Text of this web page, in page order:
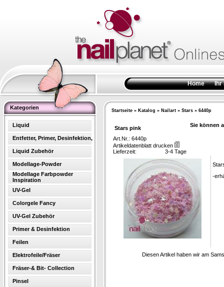
Home Ihr
Kategorien
Liquid
Entfetter, Primer, Desinfektion,
Liquid Zubehör
Modellage-Powder
Modellage Farbpowder
Inspiration
UV-Gel
Colorgele Fancy
UV-Gel Zubehör
Primer & Desinfektion
Feilen
Elektrofeile/Fräser
Fräser-& Bit- Collection
Pinsel
Startseite » Katalog » Nailart » Stars » 6440p
Stars pink Sie können
Art.Nr.: 6440p
Artikeldatenblatt drucken
Lieferzeit:
3-4 Tage
-
Diesen Artikel haben wir am